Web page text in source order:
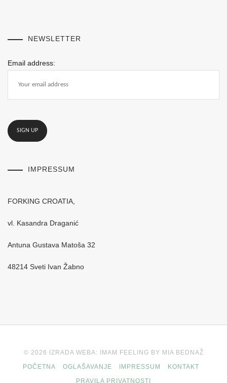
NEWSLETTER
Email address:
IMPRESSUM
FORKING CROATIA,
vl. Kasandra Draganić
Antuna Gustava Matoša 32
48214 Sveti Ivan Žabno
© 2026 IZRADA WEBA: IMAM FEELING BY MIA BEDNAŽ
POČETNA
OGLAŠAVANJE IMPRESSUM
KONTAKT
PRAVILA PRIVATNOSTI